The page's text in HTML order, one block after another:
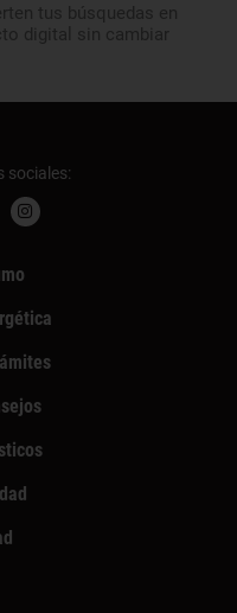
tus búsquedas en
digital sin cambiar
sociales: